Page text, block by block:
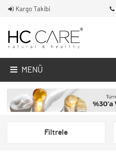
Kargo Takibi
MENÜ
Filtrele